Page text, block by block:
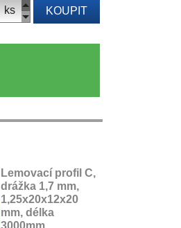
ks KOUPIT
Lemovací profil C,
drážka 1,7 mm,
1,25x20x12x20
mm, délka